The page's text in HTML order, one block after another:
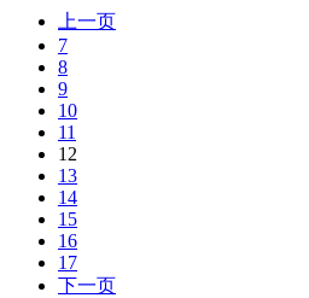
上一页
7
8
9
10
11
12
13
14
15
16
17
下一页